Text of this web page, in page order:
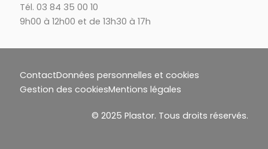
Tél. 03 84 35 00 10
9h00 à 12h00 et de 13h30 à 17h
ContactDonnées personnelles et cookies
Gestion des cookiesMentions légales
© 2025 Plastor. Tous droits réservés.